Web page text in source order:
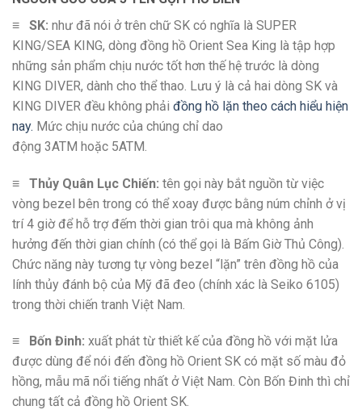
≡ SK: như đã nói ở trên chữ SK có nghĩa là SUPER
KING/SEA KING, dòng đồng hồ Orient Sea King là tập hợp
những sản phẩm chịu nước tốt hơn thế hệ trước là dòng
KING DIVER, dành cho thể thao. Lưu ý là cả hai dòng SK và
KING DIVER đều không phải đồng hồ lặn theo cách hiểu hiện
nay. Mức chịu nước của chúng chỉ dao
động 3ATM hoặc 5ATM.
≡ Thủy Quân Lục Chiến: tên gọi này bắt nguồn từ việc
vòng bezel bên trong có thể xoay được bằng núm chỉnh ở vị
trí 4 giờ để hỗ trợ đếm thời gian trôi qua mà không ảnh
hưởng đến thời gian chính (có thể gọi là Bấm Giờ Thủ Công).
Chức năng này tương tự vòng bezel “lặn” trên đồng hồ của
lính thủy đánh bộ của Mỹ đã đeo (chính xác là Seiko 6105)
trong thời chiến tranh Việt Nam.
≡ Bốn Đinh: xuất phát từ thiết kế của đồng hồ với mặt lửa
được dùng để nói đến đồng hồ Orient SK có mặt số màu đỏ
hồng, mẫu mã nổi tiếng nhất ở Việt Nam. Còn Bốn Đinh thì chỉ
chung tất cả đồng hồ Orient SK.